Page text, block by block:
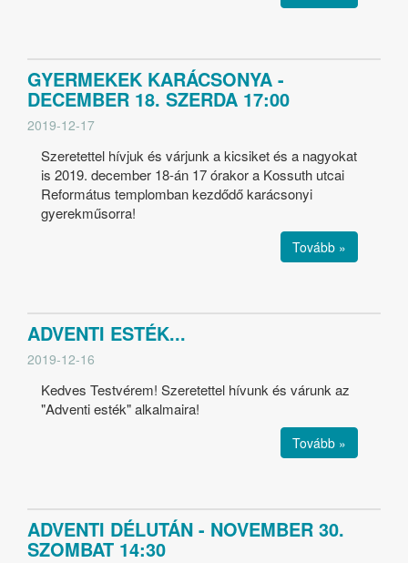
GYERMEKEK KARÁCSONYA -
DECEMBER 18. SZERDA 17:00
2019-12-17
Szeretettel hívjuk és várjunk a kicsiket és a nagyokat
is 2019. december 18-án 17 órakor a Kossuth utcai
Református templomban kezdődő karácsonyi
gyerekműsorra!
Tovább »
ADVENTI ESTÉK...
2019-12-16
Kedves Testvérem! Szeretettel hívunk és várunk az
"Adventi esték" alkalmaira!
Tovább »
ADVENTI DÉLUTÁN - NOVEMBER 30.
SZOMBAT 14:30